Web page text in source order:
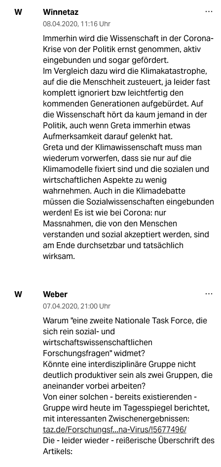
W Winnetaz
08.04.2020, 11:16 Uhr
Immerhin wird die Wissenschaft in der Corona-
Krise von der Politik ernst genommen, aktiv
eingebunden und sogar gefördert.
Im Vergleich dazu wird die Klimakatastrophe,
auf die die Menschheit zusteuert, ja leider fast
komplett ignoriert bzw leichtfertig den
kommenden Generationen aufgebürdet. Auf
die Wissenschaft hört da kaum jemand in der
Politik, auch wenn Greta immerhin etwas
Aufmerksamkeit darauf gelenkt hat.
Greta und der Klimawissenschaft muss man
wiederum vorwerfen, dass sie nur auf die
Klimamodelle fixiert sind und die sozialen und
wirtschaftlichen Aspekte zu wenig
wahrnehmen. Auch in die Klimadebatte
müssen die Sozialwissenschaften eingebunden
werden! Es ist wie bei Corona: nur
Massnahmen, die von den Menschen
verstanden und sozial akzeptiert werden, sind
am Ende durchsetzbar und tatsächlich
wirksam.
W Weber
07.04.2020, 21:00 Uhr
Warum "eine zweite Nationale Task Force, die
sich rein sozial- und
wirtschaftswissenschaftlichen
Forschungsfragen" widmet?
Könnte eine interdisziplinäre Gruppe nicht
deutlich produktiver sein als zwei Gruppen, die
aneinander vorbei arbeiten?
Von einer solchen - bereits existierenden -
Gruppe wird heute im Tagesspiegel berichtet,
mit interessanten Zwischenergebnissen:
taz.de/Forschungsf...na-Virus/!5677496/
Die - leider wieder - reißerische Überschrift des
Artikels: